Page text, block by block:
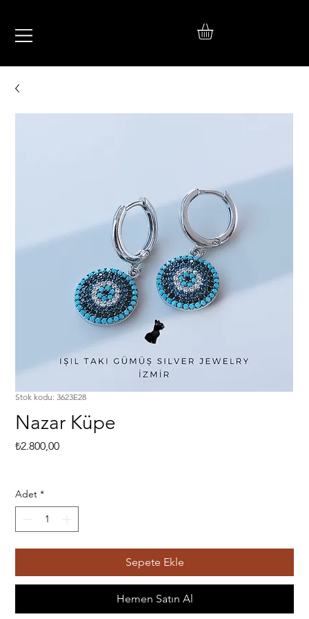
TAKI
Stok kodu: 3623E28
Nazar Küpe
₺2.800,00Fiyat
Adet *
Sepete Ekle
Hemen Satın Al